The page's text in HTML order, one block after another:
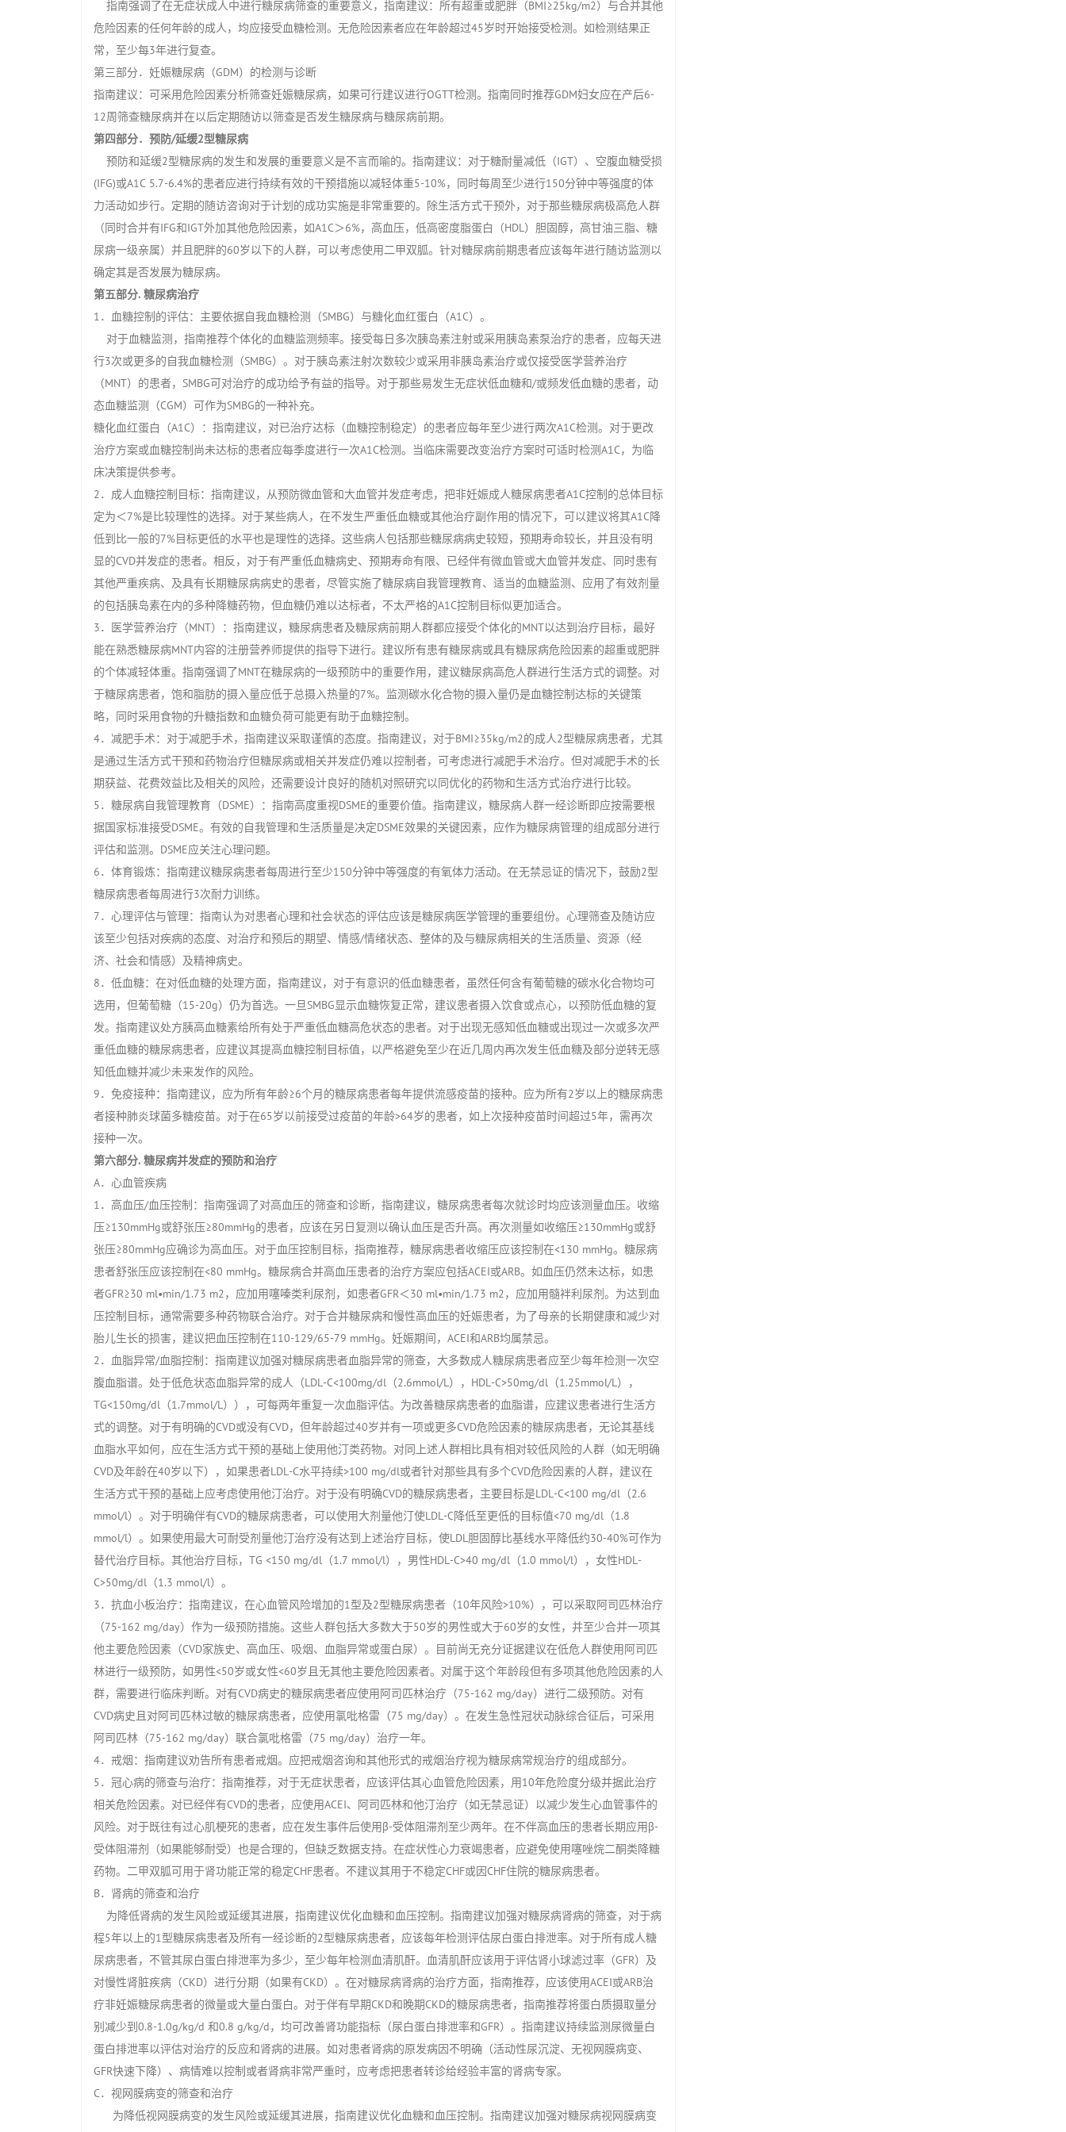
指南强调了在无症状成人中进行糖尿病筛查的重要意义，指南建议：所有超重或肥胖（BMI≥25kg/m2）与合并其他
危险因素的任何年龄的成人，均应接受血糖检测。无危险因素者应在年龄超过45岁时开始接受检测。如检测结果正
常，至少每3年进行复查。
第三部分．妊娠糖尿病（GDM）的检测与诊断
指南建议：可采用危险因素分析筛查妊娠糖尿病，如果可行建议进行OGTT检测。指南同时推荐GDM妇女应在产后6-
12周筛查糖尿病并在以后定期随访以筛查是否发生糖尿病与糖尿病前期。
第四部分．预防/延缓2型糖尿病
预防和延缓2型糖尿病的发生和发展的重要意义是不言而喻的。指南建议：对于糖耐量减低（IGT）、空腹血糖受损
(IFG)或A1C 5.7-6.4%的患者应进行持续有效的干预措施以减轻体重5-10%，同时每周至少进行150分钟中等强度的体
力活动如步行。定期的随访咨询对于计划的成功实施是非常重要的。除生活方式干预外，对于那些糖尿病极高危人群
（同时合并有IFG和IGT外加其他危险因素，如A1C＞6%，高血压，低高密度脂蛋白（HDL）胆固醇，高甘油三脂、糖
尿病一级亲属）并且肥胖的60岁以下的人群，可以考虑使用二甲双胍。针对糖尿病前期患者应该每年进行随访监测以
确定其是否发展为糖尿病。
第五部分. 糖尿病治疗
1．血糖控制的评估：主要依据自我血糖检测（SMBG）与糖化血红蛋白（A1C）。
对于血糖监测，指南推荐个体化的血糖监测频率。接受每日多次胰岛素注射或采用胰岛素泵治疗的患者，应每天进
行3次或更多的自我血糖检测（SMBG）。对于胰岛素注射次数较少或采用非胰岛素治疗或仅接受医学营养治疗
（MNT）的患者，SMBG可对治疗的成功给予有益的指导。对于那些易发生无症状低血糖和/或频发低血糖的患者，动
态血糖监测（CGM）可作为SMBG的一种补充。
糖化血红蛋白（A1C）：指南建议，对已治疗达标（血糖控制稳定）的患者应每年至少进行两次A1C检测。对于更改
治疗方案或血糖控制尚未达标的患者应每季度进行一次A1C检测。当临床需要改变治疗方案时可适时检测A1C，为临
床决策提供参考。
2．成人血糖控制目标：指南建议，从预防微血管和大血管并发症考虑，把非妊娠成人糖尿病患者A1C控制的总体目标
定为＜7%是比较理性的选择。对于某些病人，在不发生严重低血糖或其他治疗副作用的情况下，可以建议将其A1C降
低到比一般的7%目标更低的水平也是理性的选择。这些病人包括那些糖尿病病史较短，预期寿命较长，并且没有明
显的CVD并发症的患者。相反，对于有严重低血糖病史、预期寿命有限、已经伴有微血管或大血管并发症、同时患有
其他严重疾病、及具有长期糖尿病病史的患者，尽管实施了糖尿病自我管理教育、适当的血糖监测、应用了有效剂量
的包括胰岛素在内的多种降糖药物，但血糖仍难以达标者，不太严格的A1C控制目标似更加适合。
3．医学营养治疗（MNT）：指南建议，糖尿病患者及糖尿病前期人群都应接受个体化的MNT以达到治疗目标，最好
能在熟悉糖尿病MNT内容的注册营养师提供的指导下进行。建议所有患有糖尿病或具有糖尿病危险因素的超重或肥胖
的个体减轻体重。指南强调了MNT在糖尿病的一级预防中的重要作用，建议糖尿病高危人群进行生活方式的调整。对
于糖尿病患者，饱和脂肪的摄入量应低于总摄入热量的7%。监测碳水化合物的摄入量仍是血糖控制达标的关键策
略，同时采用食物的升糖指数和血糖负荷可能更有助于血糖控制。
4．减肥手术：对于减肥手术，指南建议采取谨慎的态度。指南建议，对于BMI≥35kg/m2的成人2型糖尿病患者，尤其
是通过生活方式干预和药物治疗但糖尿病或相关并发症仍难以控制者，可考虑进行减肥手术治疗。但对减肥手术的长
期获益、花费效益比及相关的风险，还需要设计良好的随机对照研究以同优化的药物和生活方式治疗进行比较。
5．糖尿病自我管理教育（DSME）：指南高度重视DSME的重要价值。指南建议，糖尿病人群一经诊断即应按需要根
据国家标准接受DSME。有效的自我管理和生活质量是决定DSME效果的关键因素，应作为糖尿病管理的组成部分进行
评估和监测。DSME应关注心理问题。
6．体育锻炼：指南建议糖尿病患者每周进行至少150分钟中等强度的有氧体力活动。在无禁忌证的情况下，鼓励2型
糖尿病患者每周进行3次耐力训练。
7．心理评估与管理：指南认为对患者心理和社会状态的评估应该是糖尿病医学管理的重要组份。心理筛查及随访应
该至少包括对疾病的态度、对治疗和预后的期望、情感/情绪状态、整体的及与糖尿病相关的生活质量、资源（经
济、社会和情感）及精神病史。
8．低血糖：在对低血糖的处理方面，指南建议，对于有意识的低血糖患者，虽然任何含有葡萄糖的碳水化合物均可
选用，但葡萄糖（15-20g）仍为首选。一旦SMBG显示血糖恢复正常，建议患者摄入饮食或点心，以预防低血糖的复
发。指南建议处方胰高血糖素给所有处于严重低血糖高危状态的患者。对于出现无感知低血糖或出现过一次或多次严
重低血糖的糖尿病患者，应建议其提高血糖控制目标值，以严格避免至少在近几周内再次发生低血糖及部分逆转无感
知低血糖并减少未来发作的风险。
9．免疫接种：指南建议，应为所有年龄≥6个月的糖尿病患者每年提供流感疫苗的接种。应为所有2岁以上的糖尿病患
者接种肺炎球菌多糖疫苗。对于在65岁以前接受过疫苗的年龄>64岁的患者，如上次接种疫苗时间超过5年，需再次
接种一次。
第六部分. 糖尿病并发症的预防和治疗
A．心血管疾病
1．高血压/血压控制：指南强调了对高血压的筛查和诊断，指南建议，糖尿病患者每次就诊时均应该测量血压。收缩
压≥130mmHg或舒张压≥80mmHg的患者，应该在另日复测以确认血压是否升高。再次测量如收缩压≥130mmHg或舒
张压≥80mmHg应确诊为高血压。对于血压控制目标，指南推荐，糖尿病患者收缩压应该控制在<130 mmHg。糖尿病
患者舒张压应该控制在<80 mmHg。糖尿病合并高血压患者的治疗方案应包括ACEI或ARB。如血压仍然未达标，如患
者GFR≥30 ml•min/1.73 m2，应加用噻嗪类利尿剂，如患者GFR＜30 ml•min/1.73 m2，应加用髓袢利尿剂。为达到血
压控制目标，通常需要多种药物联合治疗。对于合并糖尿病和慢性高血压的妊娠患者，为了母亲的长期健康和减少对
胎儿生长的损害，建议把血压控制在110-129/65-79 mmHg。妊娠期间，ACEI和ARB均属禁忌。
2．血脂异常/血脂控制：指南建议加强对糖尿病患者血脂异常的筛查，大多数成人糖尿病患者应至少每年检测一次空
腹血脂谱。处于低危状态血脂异常的成人（LDL-C<100mg/dl（2.6mmol/L），HDL-C>50mg/dl（1.25mmol/L），
TG<150mg/dl（1.7mmol/L）），可每两年重复一次血脂评估。为改善糖尿病患者的血脂谱，应建议患者进行生活方
式的调整。对于有明确的CVD或没有CVD，但年龄超过40岁并有一项或更多CVD危险因素的糖尿病患者，无论其基线
血脂水平如何，应在生活方式干预的基础上使用他汀类药物。对同上述人群相比具有相对较低风险的人群（如无明确
CVD及年龄在40岁以下），如果患者LDL-C水平持续>100 mg/dl或者针对那些具有多个CVD危险因素的人群，建议在
生活方式干预的基础上应考虑使用他汀治疗。对于没有明确CVD的糖尿病患者，主要目标是LDL-C<100 mg/dl（2.6
mmol/l）。对于明确伴有CVD的糖尿病患者，可以使用大剂量他汀使LDL-C降低至更低的目标值<70 mg/dl（1.8
mmol/l）。如果使用最大可耐受剂量他汀治疗没有达到上述治疗目标，使LDL胆固醇比基线水平降低约30-40%可作为
替代治疗目标。其他治疗目标，TG <150 mg/dl（1.7 mmol/l），男性HDL-C>40 mg/dl（1.0 mmol/l），女性HDL-
C>50mg/dl（1.3 mmol/l）。
3．抗血小板治疗：指南建议，在心血管风险增加的1型及2型糖尿病患者（10年风险>10%），可以采取阿司匹林治疗
（75-162 mg/day）作为一级预防措施。这些人群包括大多数大于50岁的男性或大于60岁的女性，并至少合并一项其
他主要危险因素（CVD家族史、高血压、吸烟、血脂异常或蛋白尿）。目前尚无充分证据建议在低危人群使用阿司匹
林进行一级预防，如男性<50岁或女性<60岁且无其他主要危险因素者。对属于这个年龄段但有多项其他危险因素的人
群，需要进行临床判断。对有CVD病史的糖尿病患者应使用阿司匹林治疗（75-162 mg/day）进行二级预防。对有
CVD病史且对阿司匹林过敏的糖尿病患者，应使用氯吡格雷（75 mg/day）。在发生急性冠状动脉综合征后，可采用
阿司匹林（75-162 mg/day）联合氯吡格雷（75 mg/day）治疗一年。
4．戒烟：指南建议劝告所有患者戒烟。应把戒烟咨询和其他形式的戒烟治疗视为糖尿病常规治疗的组成部分。
5．冠心病的筛查与治疗：指南推荐，对于无症状患者，应该评估其心血管危险因素，用10年危险度分级并据此治疗
相关危险因素。对已经伴有CVD的患者，应使用ACEI、阿司匹林和他汀治疗（如无禁忌证）以减少发生心血管事件的
风险。对于既往有过心肌梗死的患者，应在发生事件后使用β-受体阻滞剂至少两年。在不伴高血压的患者长期应用β-
受体阻滞剂（如果能够耐受）也是合理的，但缺乏数据支持。在症状性心力衰竭患者，应避免使用噻唑烷二酮类降糖
药物。二甲双胍可用于肾功能正常的稳定CHF患者。不建议其用于不稳定CHF或因CHF住院的糖尿病患者。
B．肾病的筛查和治疗
为降低肾病的发生风险或延缓其进展，指南建议优化血糖和血压控制。指南建议加强对糖尿病肾病的筛查，对于病
程5年以上的1型糖尿病患者及所有一经诊断的2型糖尿病患者，应该每年检测评估尿白蛋白排泄率。对于所有成人糖
尿病患者，不管其尿白蛋白排泄率为多少，至少每年检测血清肌酐。血清肌酐应该用于评估肾小球滤过率（GFR）及
对慢性肾脏疾病（CKD）进行分期（如果有CKD）。在对糖尿病肾病的治疗方面，指南推荐，应该使用ACEI或ARB治
疗非妊娠糖尿病患者的微量或大量白蛋白。对于伴有早期CKD和晚期CKD的糖尿病患者，指南推荐将蛋白质摄取量分
别减少到0.8-1.0g/kg/d 和0.8 g/kg/d，均可改善肾功能指标（尿白蛋白排泄率和GFR）。指南建议持续监测尿微量白
蛋白排泄率以评估对治疗的反应和肾病的进展。如对患者肾病的原发病因不明确（活动性尿沉淀、无视网膜病变、
GFR快速下降）、病情难以控制或者肾病非常严重时，应考虑把患者转诊给经验丰富的肾病专家。
C．视网膜病变的筛查和治疗
为降低视网膜病变的发生风险或延缓其进展，指南建议优化血糖和血压控制。指南建议加强对糖尿病视网膜病变